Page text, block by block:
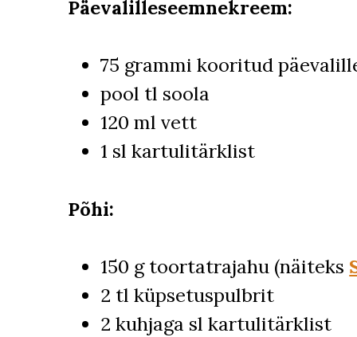
Päevalilleseemnekreem:
75 grammi kooritud
pool tl soola
120 ml vett
1 sl kartulitärklist
Põhi:
150 g toortatrajahu (näiteks
2 tl küpsetuspulbrit
2 kuhjaga sl kartulitärklist